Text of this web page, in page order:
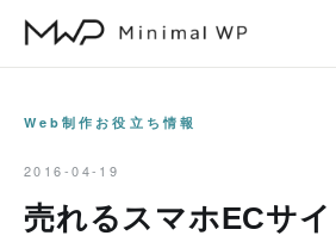
Web制作お役立ち情報
2016-04-19
売れるスマホECサ